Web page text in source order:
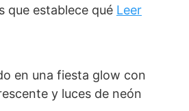
que establece qué Leer